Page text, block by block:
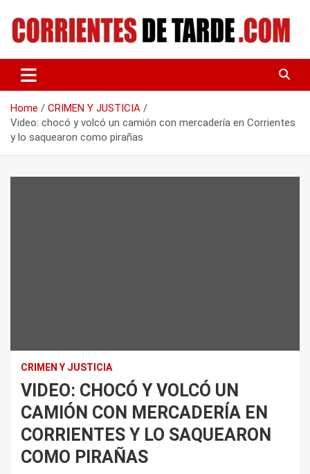
content
CORRIENTES DE TARDE
Home
CRIMEN Y JUSTICIA
Video: chocó y volcó un camión con mercadería en Corrientes
y lo saquearon como pirañas
CRIMEN Y JUSTICIA
VIDEO: CHOCÓ Y VOLCÓ UN
CAMIÓN CON MERCADERÍA EN
CORRIENTES Y LO SAQUEARON
COMO PIRAÑAS